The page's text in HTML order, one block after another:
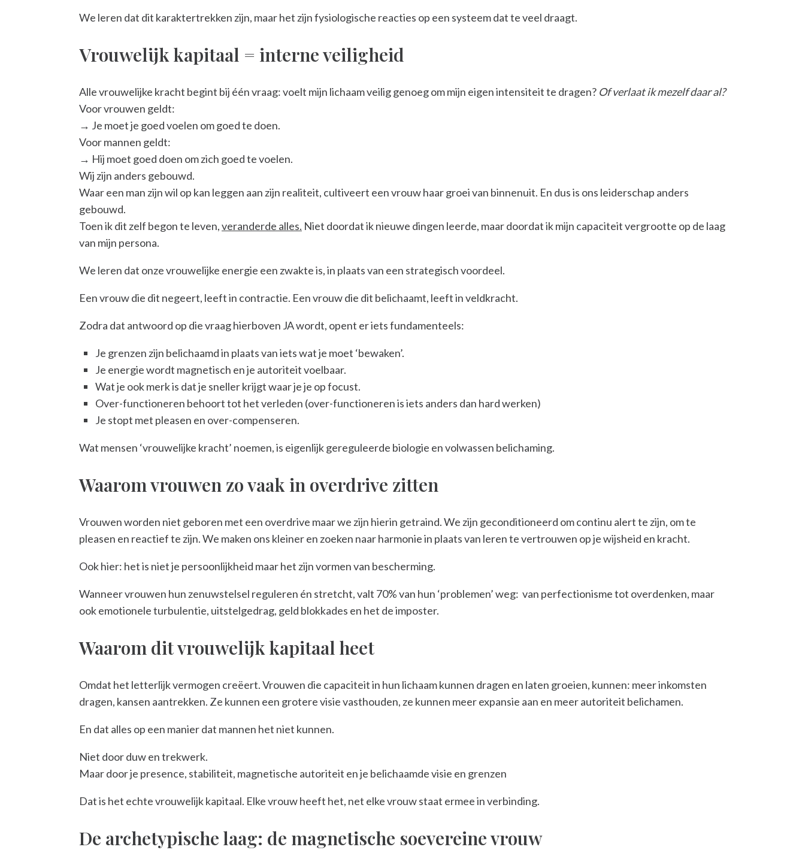
We leren dat dit karaktertrekken zijn, maar het zijn fysiologische reacties op een systeem dat te veel draagt.
Vrouwelijk kapitaal = interne veiligheid
Alle vrouwelijke kracht begint bij één vraag: voelt mijn lichaam veilig genoeg om mijn eigen intensiteit te dragen? Of verlaat ik mezelf daar al?
Voor vrouwen geldt:
→ Je moet je goed voelen om goed te doen.
Voor mannen geldt:
→ Hij moet goed doen om zich goed te voelen.
Wij zijn anders gebouwd.
Waar een man zijn wil op kan leggen aan zijn realiteit, cultiveert een vrouw haar groei van binnenuit. En dus is ons leiderschap anders
gebouwd.
Toen ik dit zelf begon te leven,veranderde alles. Niet doordat ik nieuwe dingen leerde, maar doordat ik mijn capaciteit vergrootte op de laag
van mijn persona.
We leren dat onze vrouwelijke energie een zwakte is, in plaats van een strategisch voordeel.
Een vrouw die dit negeert, leeft in contractie. Een vrouw die dit belichaamt, leeft in veldkracht.
Zodra dat antwoord op die vraag hierboven JA wordt, opent er iets fundamenteels:
Je grenzen zijn belichaamd in plaats van iets wat je moet ‘bewaken’.
Je energie wordt magnetisch en je autoriteit voelbaar.
Wat je ook merk is dat je sneller krijgt waar je je op focust.
Over-functioneren behoort tot het verleden (over-functioneren is iets anders dan hard werken)
Je stopt met pleasen en over-compenseren.
Wat mensen ‘vrouwelijke kracht’ noemen, is eigenlijk gereguleerde biologie en volwassen belichaming.
Waarom vrouwen zo vaak in overdrive zitten
Vrouwen worden niet geboren met een overdrive maar we zijn hierin getraind. We zijn geconditioneerd om continu alert te zijn, om te
pleasen en reactief te zijn. We maken ons kleiner en zoeken naar harmonie in plaats van leren te vertrouwen op je wijsheid en kracht.
Ook hier: het is niet je persoonlijkheid maar het zijn vormen van bescherming.
Wanneer vrouwen hun zenuwstelsel reguleren én stretcht, valt 70% van hun ‘problemen’ weg: van perfectionisme tot overdenken, maar
ook emotionele turbulentie, uitstelgedrag, geld blokkades en het de imposter.
Waarom dit vrouwelijk kapitaal heet
Omdat het letterlijk vermogen creëert. Vrouwen die capaciteit in hun lichaam kunnen dragen en laten groeien, kunnen: meer inkomsten
dragen, kansen aantrekken. Ze kunnen een grotere visie vasthouden, ze kunnen meer expansie aan en meer autoriteit belichamen.
En dat alles op een manier dat mannen het niet kunnen.
Niet door duw en trekwerk.
Maar door je presence, stabiliteit, magnetische autoriteit en je belichaamde visie en grenzen
Dat is het echte vrouwelijk kapitaal. Elke vrouw heeft het, net elke vrouw staat ermee in verbinding.
De archetypische laag: de magnetische soevereine vrouw